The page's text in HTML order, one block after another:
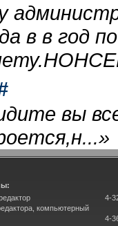
в в год
вы
»
компьютерный
4-
4-